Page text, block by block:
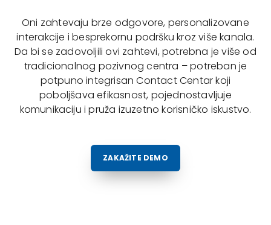
Oni zahtevaju brze odgovore, personalizovane
interakcije i besprekornu podršku kroz više kanala.
Da bi se zadovoljili ovi zahtevi, potrebna je više od
tradicionalnog pozivnog centra – potreban je
potpuno integrisan Contact Centar koji
poboljšava efikasnost, pojednostavljuje
komunikaciju i pruža izuzetno korisničko iskustvo.
ZAKAŽITE DEMO